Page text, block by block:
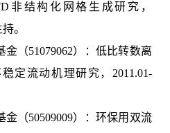
非结构化网格生成研究，
。
金（51079062）：低比转数离
定流动机理研究，2011.01-
金（50509009）：环保用双流